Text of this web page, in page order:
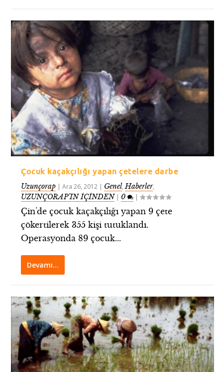
Çocuk kaçakçılığı yapan çetelere darbe
Uzunçorap |Ara 26, 2012 | Genel,Haberler,
UZUNÇORAP’IN İÇİNDEN| 0 |
Çin’de çocuk kaçakçılığı yapan 9 çete
çökertilerek 355 kişi tutuklandı.
Operasyonda 89 çocuk...
Devamı…